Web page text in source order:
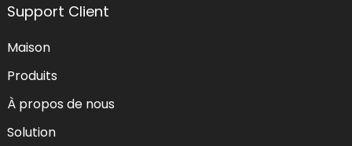
Support Client
Maison
Produits
À propos de nous
Solution